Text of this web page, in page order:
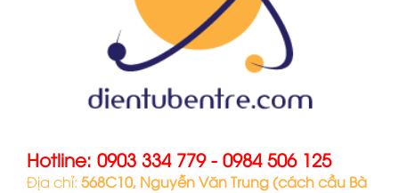
Hotline: 0903 334 779- 0984 506 125
Địa chỉ: 568C10, Nguyễn Văn Trung (cách cầu Bà